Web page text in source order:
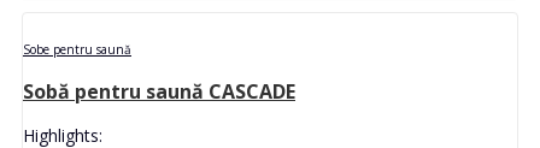
Sobe pentru saună
Sobă pentru saună CASCADE
Highlights: